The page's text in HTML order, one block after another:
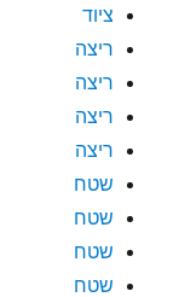
ציוד
ריצה
ריצה
ריצה
ריצה
שטח
שטח
שטח
שטח